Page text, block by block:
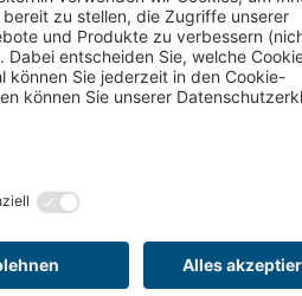
Gebäude
der Gewerke Blind,